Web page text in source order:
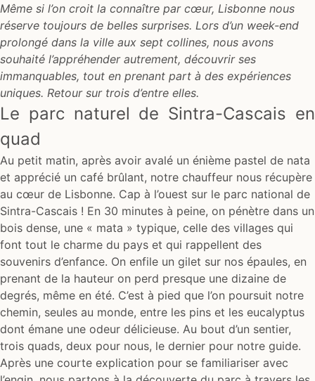
Même si l’on croit la connaître par cœur, Lisbonne nous
réserve toujours de belles surprises. Lors d’un week-end
prolongé dans la ville aux sept collines, nous avons
souhaité l’appréhender autrement, découvrir ses
immanquables, tout en prenant part à des expériences
uniques. Retour sur trois d’entre elles.
Le parc naturel de Sintra-Cascais en
quad
Au petit matin, après avoir avalé un énième pastel de nata
et apprécié un café brûlant, notre chauffeur nous récupère
au cœur de Lisbonne. Cap à l’ouest sur le parc national de
Sintra-Cascais ! En 30 minutes à peine, on pénètre dans un
bois dense, une « mata » typique, celle des villages qui
font tout le charme du pays et qui rappellent des
souvenirs d’enfance. On enfile un gilet sur nos épaules, en
prenant de la hauteur on perd presque une dizaine de
degrés, même en été. C’est à pied que l’on poursuit notre
chemin, seules au monde, entre les pins et les eucalyptus
dont émane une odeur délicieuse. Au bout d’un sentier,
trois quads, deux pour nous, le dernier pour notre guide.
Après une courte explication pour se familiariser avec